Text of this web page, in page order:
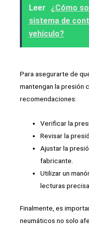
Leer
¿Cómo
sistema de
vehículo?
Para asegurarte de
mantengan la presión
recomendaciones:
Verificar la
Revisar la
Ajustar la
fabricante.
Utilizar un
lecturas
Finalmente, es
neumáticos no solo